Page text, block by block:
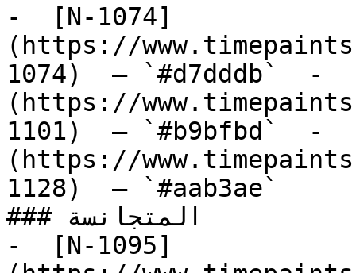
-  [N-1074]
(https://
1074)  — `#d7dddb`  -
(https://
1101)  — `#b9bfbd`  -
(https://
1128)  — `#aab3ae`
### المتجانسة
-  [N-1095]